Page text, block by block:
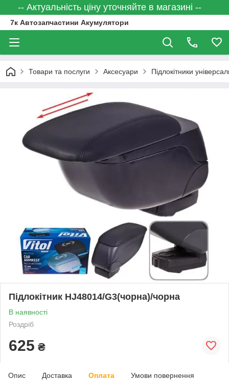
-- Актуальність ціну уточняйте в магазині --
7к Автозапчастини Акумулятори
Товари та послуги Аксесуари Підлокітники
Підлокітник HJ48014/G3(чорна)/чорна
В наявності
Роздріб
625 ₴
Опис Доставка Оплата Умови повернення